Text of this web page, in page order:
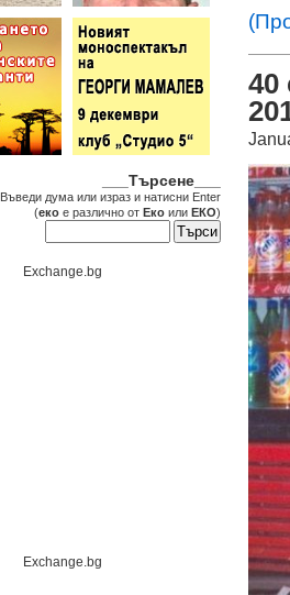
40
___Търсене___
Въведи дума или израз и натисни Enter
(еко е различно от Еко или ЕКО)
Exchange.bg
Exchange.bg